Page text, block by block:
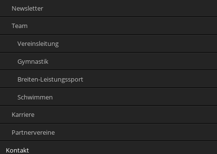
Newsletter
Team
Vereinsleitung
Gymnastik
Breiten-Leistungssport
Schwimmen
Karriere
Partnervereine
Kontakt